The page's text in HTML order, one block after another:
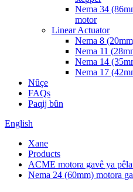
Nema 34
motor
Linear Actuator
Nema 8
Nema 11
Nema 14
Nema 17
Nûçe
FAQs
Paqij bûn
English
Xane
Products
ACME motora gavê ya
Nema 24 (60mm) motora